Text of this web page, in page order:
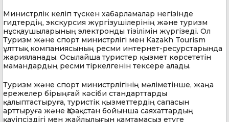
Министрлік келіп түскен хабарламалар негізінде
гидтердің, экскурсия жүргізушілерінің және туризм
нұсқаушыларының электронды тізілімін жүргізеді. Ол
Туризм және спорт министрлігі мен Kazakh Tourism
ұлттық компаниясының ресми интернет-ресурстарында
жарияланады. Осылайша туристер қызмет көрсететін
мамандардың ресми тіркелгенін тексере алады.
Туризм және спорт министрлігінің мәліметінше, жаңа
ережелер бірыңғай кәсіби стандарттарды
қалыптастыруға, туристік қызметтердің сапасын
арттыруға және Қазақстан бойынша саяхаттардың
қауіпсіздігі мен жайлылығын қамтамасыз етуге